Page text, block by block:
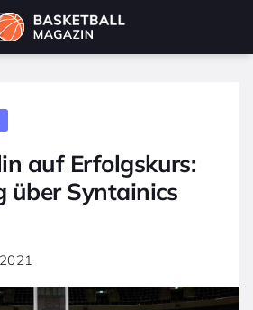
auf Erfolgskurs:
über Syntainics